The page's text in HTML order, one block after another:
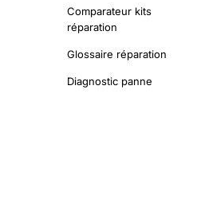
Comparateur kits
réparation
Glossaire réparation
Diagnostic panne